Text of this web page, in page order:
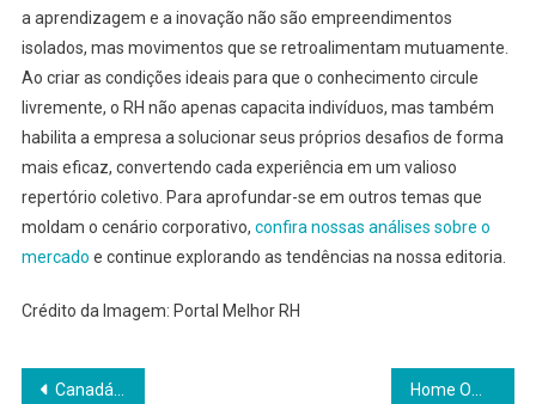
a aprendizagem e a inovação não são empreendimentos
isolados, mas movimentos que se retroalimentam mutuamente.
Ao criar as condições ideais para que o conhecimento circule
livremente, o RH não apenas capacita indivíduos, mas também
habilita a empresa a solucionar seus próprios desafios de forma
mais eficaz, convertendo cada experiência em um valioso
repertório coletivo. Para aprofundar-se em outros temas que
moldam o cenário corporativo, confira nossas análises sobre o
mercado e continue explorando as tendências na nossa editoria.
Crédito da Imagem: Portal Melhor RH
Navegação
Canadá x Bósnia: Tudo sobre a estreia na Copa do Mundo 2026